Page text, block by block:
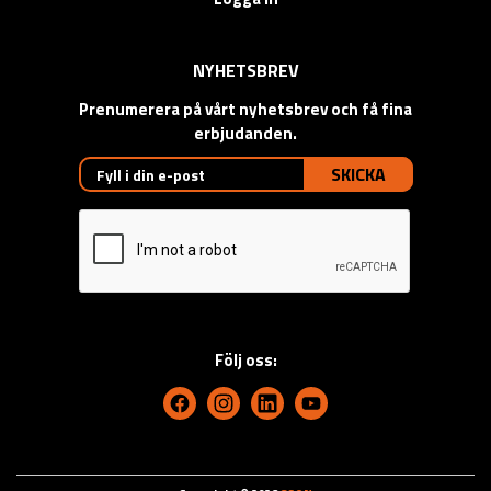
NYHETSBREV
Prenumerera på vårt nyhetsbrev och få fina
erbjudanden.
SKICKA
Följ oss: